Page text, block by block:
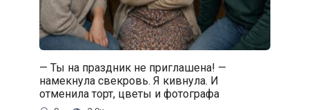
— Ты на праздник не приглашена! —
намекнула свекровь. Я кивнула. И
отменила торт, цветы и фотографа